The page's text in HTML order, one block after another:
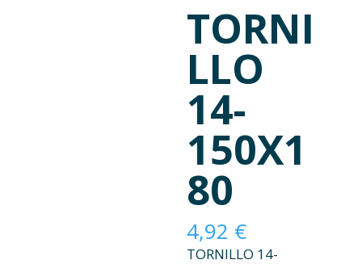
TORNI
LLO
14-
150X1
80
4,92 €
TORNILLO 14-